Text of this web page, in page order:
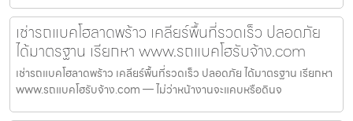
เช่ารถแบคโฮลาดพร้าว เคลียร์พื้นที่รวดเร็ว ปลอดภัย
ได้มาตรฐาน เรียกหา www.รถแบคโฮรับจ้าง.com
เช่ารถแบคโฮลาดพร้าว เคลียร์พื้นที่รวดเร็ว ปลอดภัย ได้มาตรฐาน เรียกหา
www.รถแบคโฮรับจ้าง.com — ไม่ว่าหน้างานจะแคบหรือดินจ